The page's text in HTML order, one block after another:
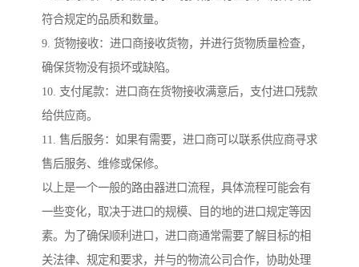
符合规定的品质和数量。
9. 货物接收：进口商接收货物，并进行货物质量检查，
确保货物没有损坏或缺陷。
10. 支付尾款：进口商在货物接收满意后，支付进口残款
给供应商。
11. 售后服务：如果有需要，进口商可以联系供应商寻求
售后服务、维修或保修。
以上是一个一般的路由器进口流程，具体流程可能会有
一些变化，取决于进口的规模、目的地的进口规定等因
素。为了确保顺利进口，进口商通常需要了解目标的相
关法律、规定和要求，并与的物流公司合作，协助处理